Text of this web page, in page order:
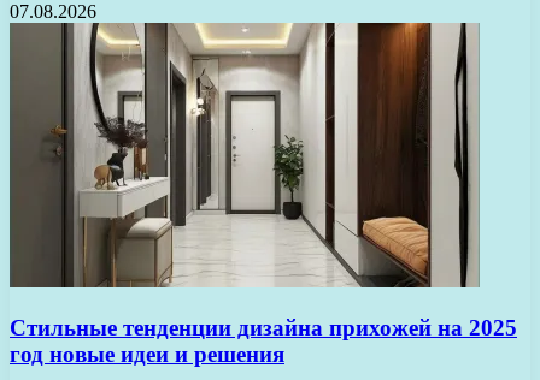
07.08.2026
Стильные тенденции дизайна прихожей на 2025
год новые идеи и решения